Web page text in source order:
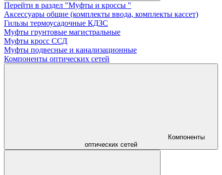
Перейти в раздел "Муфты и кроссы "
Аксессуары общие (комплекты ввода, комплекты кассет)
Гильзы термоусадочные КДЗС
Муфты грунтовые магистральные
Муфты кросс ССД
Муфты подвесные и канализационные
Компоненты оптических сетей
Компоненты
оптических сетей